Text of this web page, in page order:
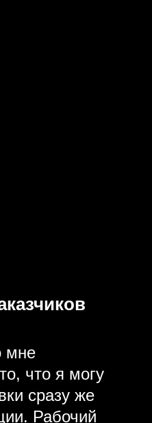
мне
что я могу
сразу же
Рабочий